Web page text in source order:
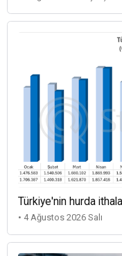
Türkiye'nin hurda
• 4 Ağustos 2026 Salı